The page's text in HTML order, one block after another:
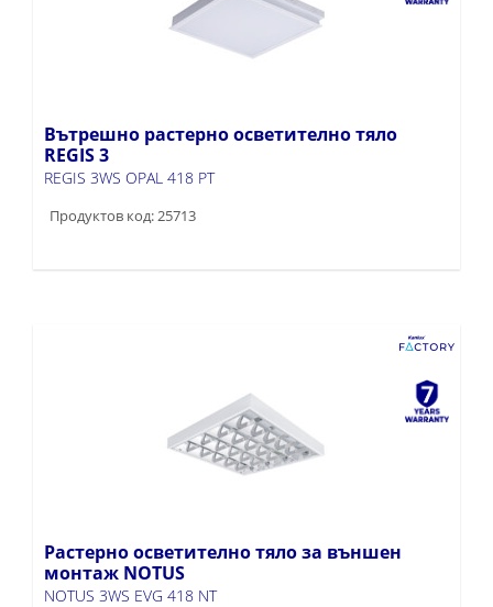
Вътрешно растерно осветително тяло
REGIS 3
REGIS 3WS OPAL 418 PT
Продуктов код: 25713
Растерно осветително тяло за външен
монтаж NOTUS
NOTUS 3WS EVG 418 NT